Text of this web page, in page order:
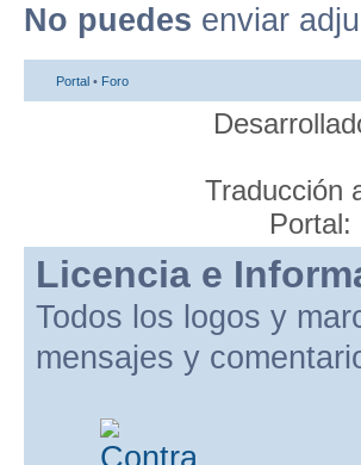
No puedes enviar
Portal • Foro
Traducción
Portal:
Licencia e
Todos los logos y
mensajes y